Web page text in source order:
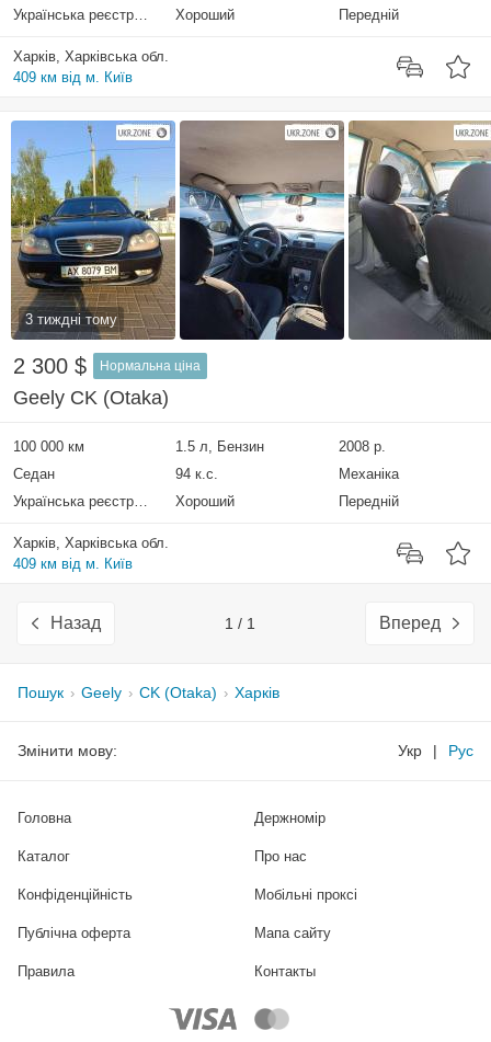
Українська реєстрація
Хороший Передній
Харків, Харківська обл.
409 км від м. Київ
3 тиждні тому
2 300 $ Нормальна ціна
Geely CK (Otaka)
100 000 км 1.5 л, Бензин
2008 р.
Седан
94 к.с.
Механіка
Українська реєстрація
Хороший Передній
Харків, Харківська обл.
409 км від м. Київ
Назад 1 / 1 Вперед
Пошук Geely CK (Otaka) Харків
Змінити мову: Укр | Рус
Головна
Каталог
Держномір
Про нас
Конфіденційність Мобільні проксі
Публічна оферта Мапа сайту
Правила Контакты